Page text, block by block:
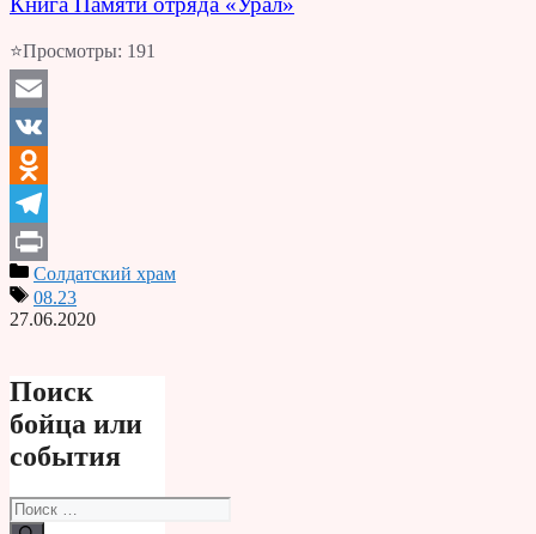
⭐Просмотры: 191
Email
VK
Odnoklassniki
Telegram
PrintСолдатский храм
08.23
27.06.2020
Поиск
бойца или
события
Поиск: